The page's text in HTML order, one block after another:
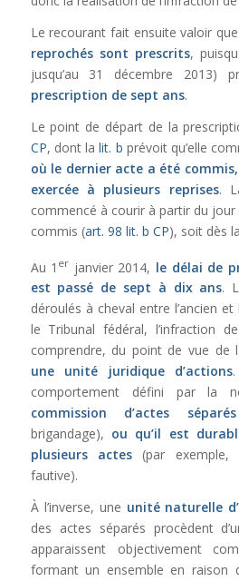
Le recourant fait ensuite valoir que
reprochés sont prescrits,
jusqu’au 31 décembre 2013)
prescription de sept ans.
Le point de départ de la
CP, dont lalit. b prévoit qu’elle
où le dernier acte a été
exercée à plusieurs reprises.
commencé à courir à partir du
commis (art. 98 lit. b CP), soit dès
Au 1 er janvier 2014, le délai de
est passé de sept à dix ans.
déroulés à cheval entre l’ancien
le Tribunal fédéral, l’infraction de
comprendre, du point de vue de
une unité juridique d’actions
comportement défini par la
commission d’actes séparés
brigandage), ou qu’il est
plusieurs actes (par
fautive).
À l’inverse, une unité naturelle
des actes séparés procèdent
apparaissent objectivement
formant un ensemble en raison